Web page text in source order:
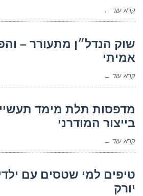
קרא עוד ←
שוק הנדל״ן מתעורר –
אמיתי
קרא עוד ←
מדפסות תלת מימד
בייצור המודרני
קרא עוד ←
טיפים למי שטסים עם
יורק